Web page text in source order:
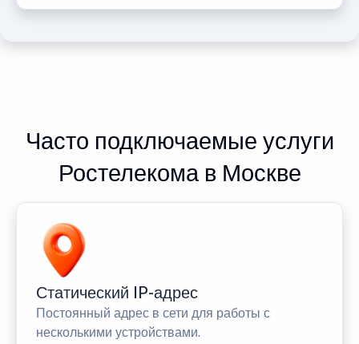
Часто подключаемые услуги
Ростелекома в Москве
Статический IP-адрес
Постоянный адрес в сети для работы с
несколькими устройствами.